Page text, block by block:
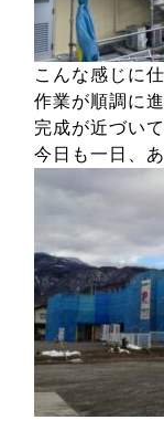
こんな感じに
作業が順調に
完成が近づい
今日も一日、